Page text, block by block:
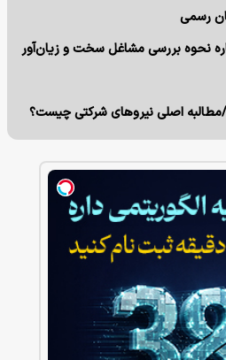
رسمی
نحوه بررسی مشاغل سخت و زیان‌آور
مطالبه اصلی نیروهای شرکتی چیست؟